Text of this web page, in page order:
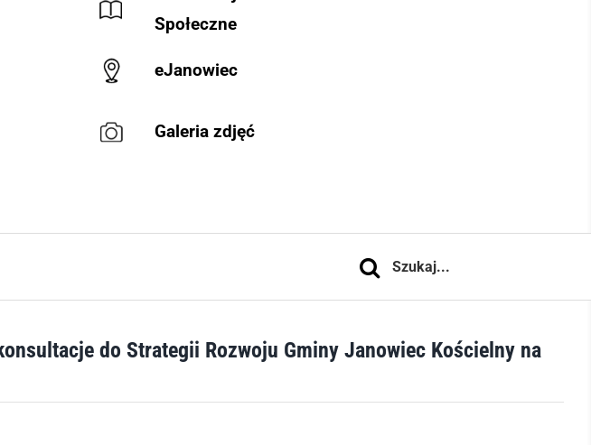
Społeczne
eJanowiec
Galeria zdjęć
Szukaj
do Strategii Rozwoju Gminy Janowiec Kościelny na